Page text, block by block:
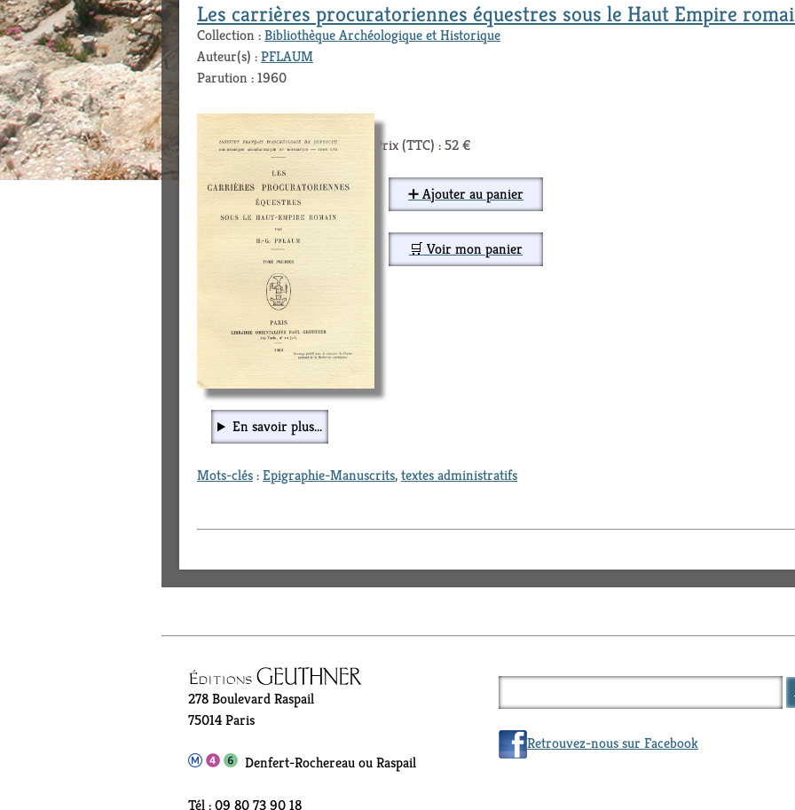
Les carrières procuratoriennes équestres sous le Haut Empire
Collection :Bibliothèque Archéologique et Historique
Auteur(s) :PFLAUM
Parution : 1960
Prix (TTC) : 52 €
➕ Ajouter au panier
🛒 Voir mon panier
En savoir plus...
Mots-clés:Epigraphie-Manuscrits,textes administratifs
278 Boulevard Raspail
75014 Paris
Denfert-Rochereau ou Raspail
Tél : 09 80 73 90 18
Retrouvez-nous sur Facebook